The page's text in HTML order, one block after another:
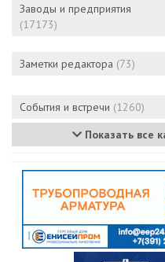
Заводы и предприятия
(17173)
Заметки редактора (73)
События и встречи (1260)
Показать все